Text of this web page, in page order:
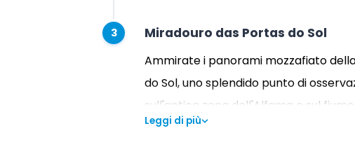
3 Miradouro das Portas do Sol
Ammirate i panorami mozzafiato
do Sol, uno splendido punto di
sull'antica zona dell'Alfama e sul
foto o semplicemente per ammirare
Leggi di più